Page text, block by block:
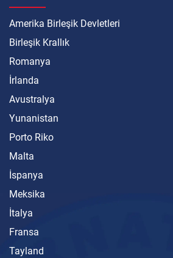
Amerika Birleşik Devletleri
Birleşik Krallık
Romanya
İrlanda
Avustralya
Yunanistan
Porto Riko
Malta
İspanya
Meksika
İtalya
Fransa
Tayland